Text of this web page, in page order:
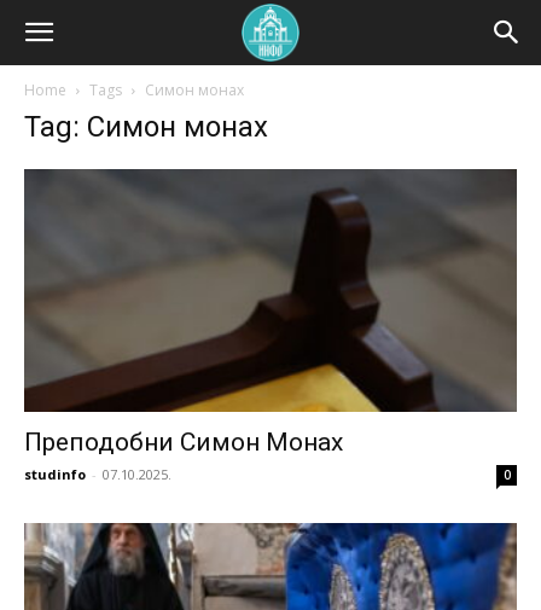
Home Tags Симон монах
Tag: Симон монах
Преподобни Симон Монах
studinfo - 07.10.2025. 0